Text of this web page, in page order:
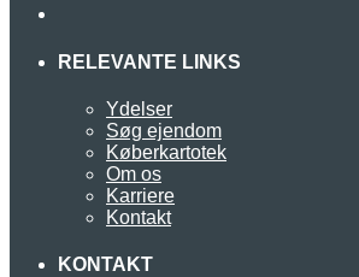
RELEVANTE LINKS
Ydelser
Søg ejendom
Køberkartotek
Om os
Karriere
Kontakt
KONTAKT